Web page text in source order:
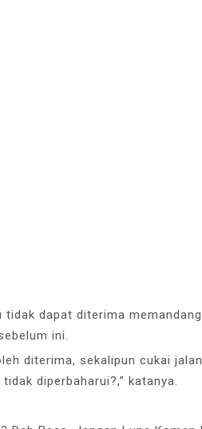
tidak dapat diterima
ini.
diterima, sekalipun cukai
diperbaharui?,” katanya.